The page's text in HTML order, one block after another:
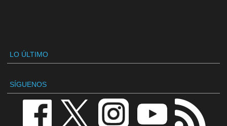
LO ÚLTIMO
SÍGUENOS